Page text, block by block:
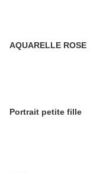
AQUARELLE ROSE
Portrait petite fille